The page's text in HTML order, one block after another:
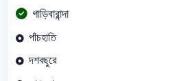
গাড়িবারান্দা
পাঁচহাতি
দশবছুরে